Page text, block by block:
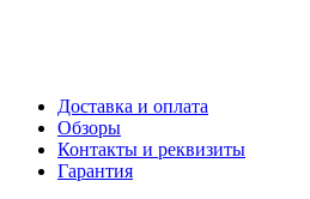
Доставка и оплата
Обзоры
Контакты и реквизиты
Гарантия